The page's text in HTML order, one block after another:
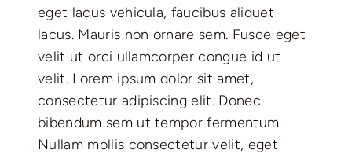
eget lacus vehicula, faucibus aliquet
lacus. Mauris non ornare sem. Fusce eget
velit ut orci ullamcorper congue id ut
velit. Lorem ipsum dolor sit amet,
consectetur adipiscing elit. Donec
bibendum sem ut tempor fermentum.
Nullam mollis consectetur velit, eget